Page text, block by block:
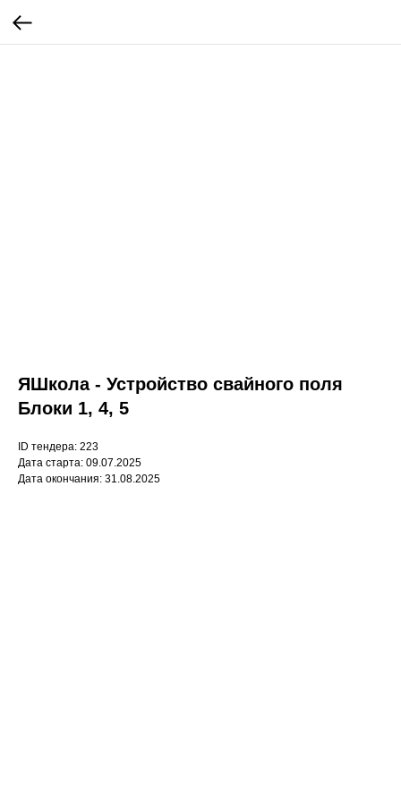
ЯШкола - Устройство свайного поля
Блоки 1, 4, 5
ID тендера: 223
Дата старта: 09.07.2025
Дата окончания: 31.08.2025